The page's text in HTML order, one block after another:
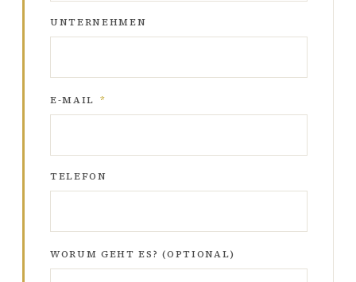
UNTERNEHMEN
E-MAIL *
TELEFON
WORUM GEHT ES? (OPTIONAL)